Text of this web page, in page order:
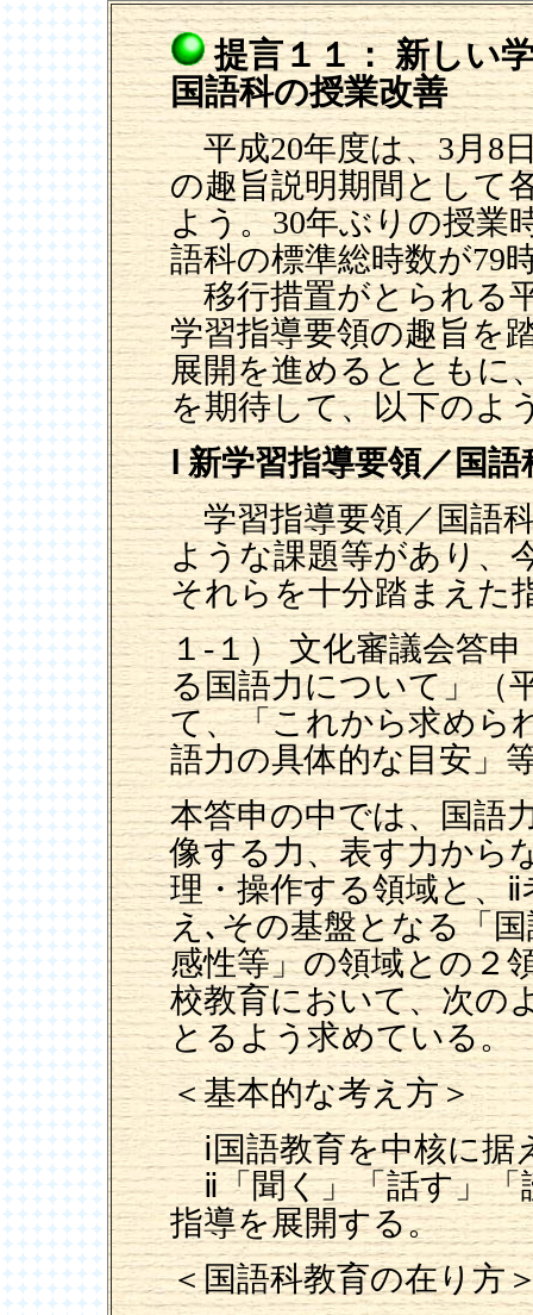
提言１１： 新しい
国語科の授業改善
平成20年度は、3月8
の趣旨説明期間として
よう。30年ぶりの授業
語科の標準総時数が79
移行措置がとられる
学習指導要領の趣旨を
展開を進めるとともに
を期待して、以下のよ
Ⅰ 新学習指導要領／国
学習指導要領／国語
ような課題等があり、
それらを十分踏まえた
１-１） 文化審議会答
る国語力について」（
て、「これから求めら
語力の具体的な目安」
本答申の中では、国語
像する力、表す力から
理・操作する領域と、
え､その基盤となる「
感性等」の領域との２
校教育において、次の
とるよう求めている。
＜基本的な考え方＞
ⅰ国語教育を中核に据
ⅱ「聞く」「話す」「
指導を展開する。
＜国語科教育の在り方